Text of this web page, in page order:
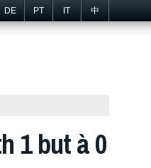
DE PT IT 中
1 but à 0